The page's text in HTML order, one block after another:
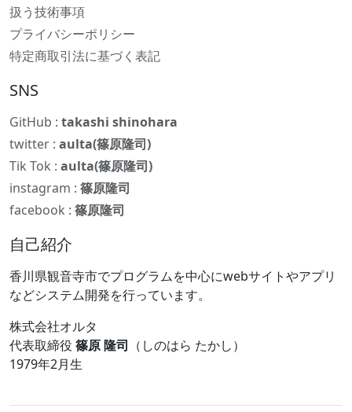
扱う技術事項
プライバシーポリシー
特定商取引法に基づく表記
SNS
GitHub : takashi shinohara
twitter : aulta(篠原隆司)
Tik Tok : aulta(篠原隆司)
instagram : 篠原隆司
facebook : 篠原隆司
自己紹介
香川県観音寺市でプログラムを中心にwebサイトやアプリ
などシステム開発を行っています。
株式会社オルタ
代表取締役 篠原 隆司 （しのはら たかし）
1979年2月生